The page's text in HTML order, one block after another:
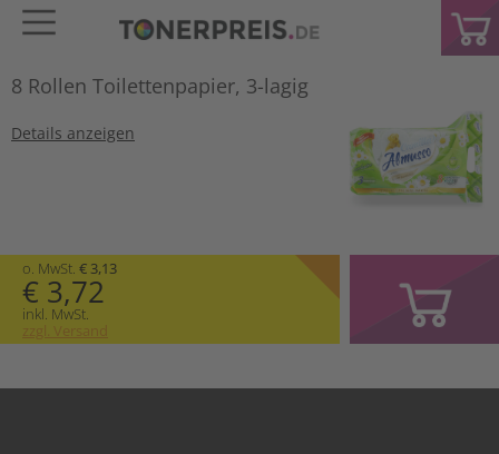
8 Rollen Toilettenpapier, 3-lagig
Details anzeigen
o. MwSt. € 3,13
€ 3,72
inkl. MwSt.
zzgl. Versand